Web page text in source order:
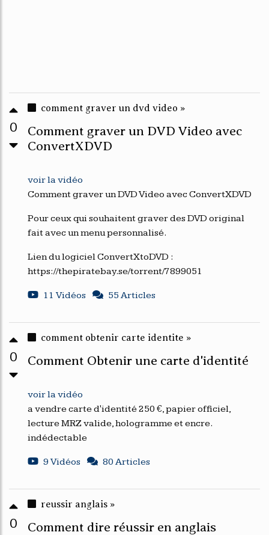
0
comment graver un dvd video »
Comment graver un DVD Video avec
ConvertXDVD
voir la vidéo
Comment graver un DVD Video avec ConvertXDVD
Pour ceux qui souhaitent graver des DVD original
fait avec un menu personnalisé.
Lien du logiciel ConvertXtoDVD :
https://thepiratebay.se/torrent/7899051
11 Vidéos 55 Articles
0
comment obtenir carte identite »
Comment Obtenir une carte d'identité
voir la vidéo
a vendre carte d'identité 250 €, papier officiel,
lecture MRZ valide, hologramme et encre.
indédectable
9 Vidéos 80 Articles
0
reussir anglais »
Comment dire réussir en anglais